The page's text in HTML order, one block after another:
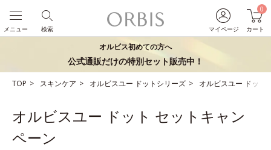
マイページ
0
カート
検索
メニュー
オルビス初めての方へ
公式通販だけの特別セット販売中！
TOP スキンケア オルビスユー ドットシリーズ オルビスユー ドット
オルビスユー ドット セットキャン
ペーン